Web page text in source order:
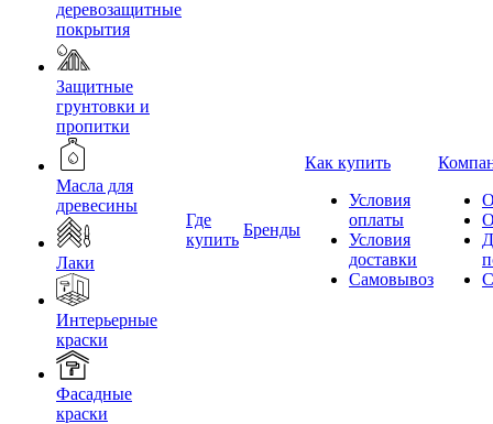
деревозащитные
покрытия
Защитные
грунтовки и
пропитки
Масла для
древесины
Лаки
Интерьерные
краски
Фасадные
краски
Где
купить
Бренды
Как купить
Условия
оплаты
Условия
доставки
Самовывоз